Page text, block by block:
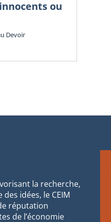
ou
Devoir
la recherche,
des idées, le CEIM
réputation
de l’économie